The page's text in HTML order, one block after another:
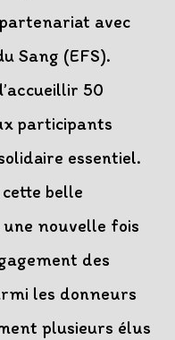
avec
Sang (EFS).
50
participants
essentiel.
belle
nouvelle fois
des
les donneurs
plusieurs élus